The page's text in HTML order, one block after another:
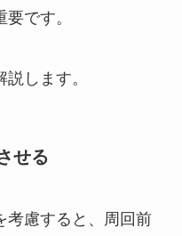
です。
します。
せる
考慮すると、周回前